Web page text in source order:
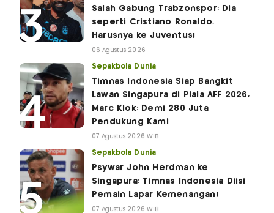
Salah Gabung Trabzonspor: Dia
seperti Cristiano Ronaldo,
Harusnya ke Juventus!
06 Agustus 2026
Sepakbola Dunia
Timnas Indonesia Siap Bangkit
Lawan Singapura di Piala AFF 2026,
Marc Klok: Demi 280 Juta
Pendukung Kami
07 Agustus 2026 WIB
Sepakbola Dunia
Psywar John Herdman ke
Singapura: Timnas Indonesia Diisi
Pemain Lapar Kemenangan!
07 Agustus 2026 WIB